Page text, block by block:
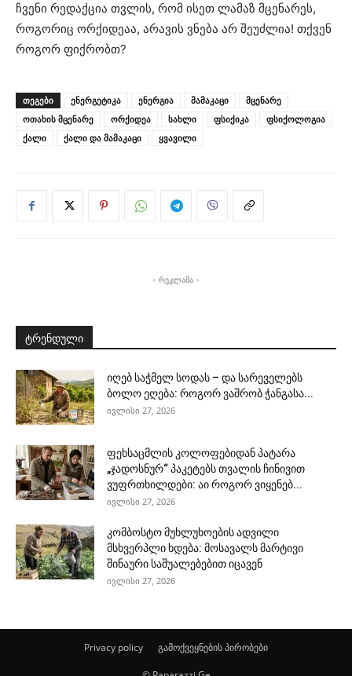
ჩვენი რედაქცია თვლის, რომ ისეთ ლამაზ მცენარეს,
როგორიც ორქიდეაა, არავის ვნება არ შეუძლია! თქვენ
როგორ ფიქრობთ?
ᲗᲔᲒᲔᲑᲘ ენერგეტიკა ენერგია მამაკაცი
მცენარე
ოთახის მცენარე
ორქიდეა სახლი ფსიქიკა
ფსიქოლოგია
ქალი
ქალი და მამაკაცი ყვავილი
- რეკლამა -
ტრენდული
იღებ საჭმელ სოდას – და სარეველებს
ბოლო ეღება: როგორ ვაშრობ ჭანგასა...
ივლისი 27, 2026
ფეხსაცმლის კოლოფებიდან პატარა
„ჯადოსნურ“ პაკეტებს თვალის ჩინივით
ვუფრთხილდები: აი როგორ ვიყენებ...
ივლისი 27, 2026
კომბოსტო მუხლუხოების ადვილი
მსხვერპლი ხდება: მოსავალს მარტივი
შინაური საშუალებებით იცავენ
ივლისი 27, 2026
Privacy policy გამოქვეყნების პირობები